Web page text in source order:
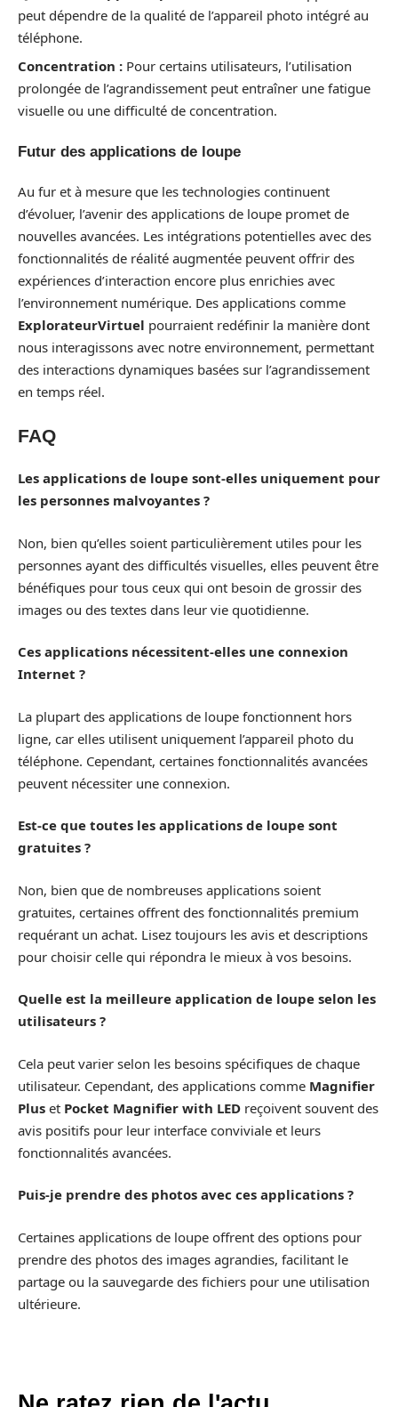
peut dépendre de la qualité de l’appareil photo intégré au
téléphone.
Concentration : Pour certains utilisateurs, l’utilisation
prolongée de l’agrandissement peut entraîner une fatigue
visuelle ou une difficulté de concentration.
Futur des applications de loupe
Au fur et à mesure que les technologies continuent
d’évoluer, l’avenir des applications de loupe promet de
nouvelles avancées. Les intégrations potentielles avec des
fonctionnalités de réalité augmentée peuvent offrir des
expériences d’interaction encore plus enrichies avec
l’environnement numérique. Des applications comme
ExplorateurVirtuel pourraient redéfinir la manière dont
nous interagissons avec notre environnement, permettant
des interactions dynamiques basées sur l’agrandissement
en temps réel.
FAQ
Les applications de loupe sont-elles uniquement pour
les personnes malvoyantes ?
Non, bien qu’elles soient particulièrement utiles pour les
personnes ayant des difficultés visuelles, elles peuvent être
bénéfiques pour tous ceux qui ont besoin de grossir des
images ou des textes dans leur vie quotidienne.
Ces applications nécessitent-elles une connexion
Internet ?
La plupart des applications de loupe fonctionnent hors
ligne, car elles utilisent uniquement l’appareil photo du
téléphone. Cependant, certaines fonctionnalités avancées
peuvent nécessiter une connexion.
Est-ce que toutes les applications de loupe sont
gratuites ?
Non, bien que de nombreuses applications soient
gratuites, certaines offrent des fonctionnalités premium
requérant un achat. Lisez toujours les avis et descriptions
pour choisir celle qui répondra le mieux à vos besoins.
Quelle est la meilleure application de loupe selon les
utilisateurs ?
Cela peut varier selon les besoins spécifiques de chaque
utilisateur. Cependant, des applications comme Magnifier
Plus et Pocket Magnifier with LED reçoivent souvent des
avis positifs pour leur interface conviviale et leurs
fonctionnalités avancées.
Puis-je prendre des photos avec ces applications ?
Certaines applications de loupe offrent des options pour
prendre des photos des images agrandies, facilitant le
partage ou la sauvegarde des fichiers pour une utilisation
ultérieure.